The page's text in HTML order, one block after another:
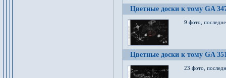
Цветные доски к тому GA
9 фото,
Цветные доски к тому GA
23 фото,